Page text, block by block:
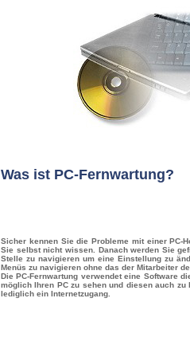
Was ist PC-
Sicher kennen Sie die Probleme mit einer PC-
Sie selbst nicht wissen. Danach werden Sie
Stelle zu navigieren um eine Einstellung zu
Menüs zu navigieren ohne das der Mitarbeiter
Die PC-Fernwartung verwendet eine Software
möglich Ihren PC zu sehen und diesen auch
lediglich ein Internetzugang.